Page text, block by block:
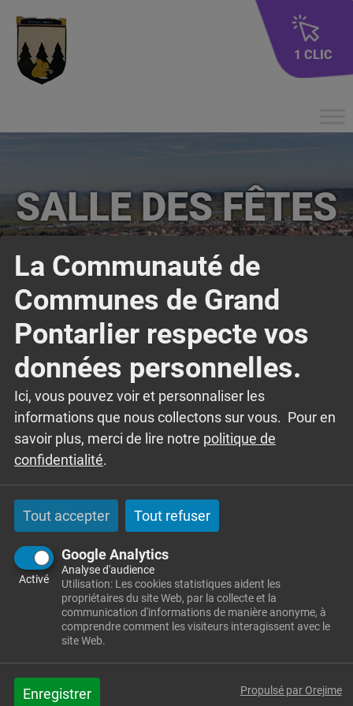
La Communauté de
Communes de Grand
Pontarlier respecte vos
données personnelles.
Ici, vous pouvez voir et personnaliser les
informations que nous collectons sur vous. Pour en
savoir plus, merci de lire notre politique de
confidentialité.
Tout accepter Tout refuser
Google Analytics
Activé
Analyse d'audience
Utilisation: Les cookies statistiques aident les
propriétaires du site Web, par la collecte et la
communication d'informations de manière anonyme, à
comprendre comment les visiteurs interagissent avec le
site Web.
Enregistrer Propulsé par Orejime
1 CLIC
SALLE DES FÊTES
Accueil La vie quotidienne
Équipements
Salle des fêtes
Mairie
14 rue de l'école
25300 GRANGES-NARBOZ
Tél: 03 81 39 04 99
Courriel
mairie@granges-narboz.fr